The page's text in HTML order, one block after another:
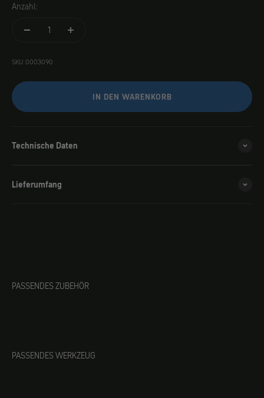
Anzahl:
SKU: 0003090
IN DEN WARENKORB
Technische Daten
Lieferumfang
PASSENDES ZUBEHÖR
PASSENDES WERKZEUG